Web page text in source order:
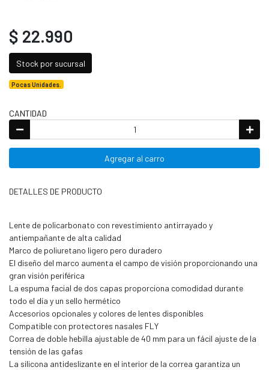
$ 22.990
Stock por sucursal
Pocas Unidades.
CANTIDAD
Agregar al carro
DETALLES DE PRODUCTO
Lente de policarbonato con revestimiento antirrayado y
antiempañante de alta calidad
Marco de poliuretano ligero pero duradero
El diseño del marco aumenta el campo de visión proporcionando una
gran visión periférica
La espuma facial de dos capas proporciona comodidad durante
todo el día y un sello hermético
Accesorios opcionales y colores de lentes disponibles
Compatible con protectores nasales FLY
Correa de doble hebilla ajustable de 40 mm para un fácil ajuste de la
tensión de las gafas
La silicona antideslizante en el interior de la correa garantiza un